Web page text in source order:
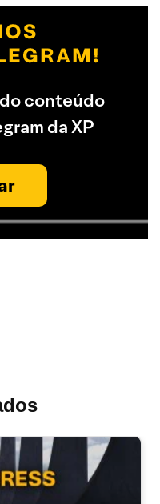
conteúdo
da XP